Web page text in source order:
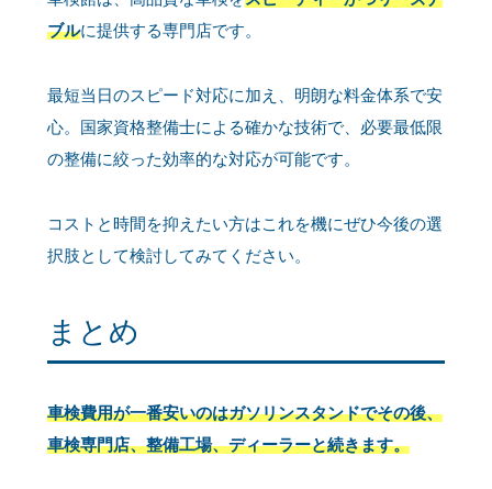
ブルに提供する専門店です。
最短当日のスピード対応に加え、明朗な料金体系で安
心。国家資格整備士による確かな技術で、必要最低限
の整備に絞った効率的な対応が可能です。
コストと時間を抑えたい方はこれを機にぜひ今後の選
択肢として検討してみてください。
まとめ
車検費用が一番安いのはガソリンスタンドでその後、
車検専門店、整備工場、ディーラーと続きます。